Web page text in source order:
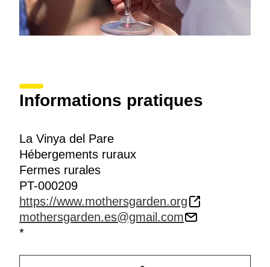
Informations pratiques
La Vinya del Pare
Hébergements ruraux
Fermes rurales
PT-000209
https://www.mothersgarden.org
mothersgarden.es@gmail.com
*